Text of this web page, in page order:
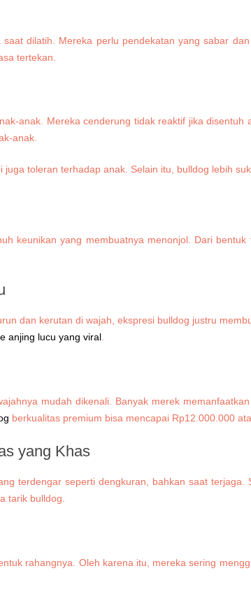
dilatih. Mereka perlu pendekatan yang sabar
tertekan.
anak. Mereka cenderung tidak reaktif jika
anak.
keunikan yang membuatnya menonjol. Dari
dan kerutan di wajah, ekspresi bulldog justru
anjing lucu yang viral
mudah dikenali. Banyak merek
berkualitas premium bisa mencapai Rp12.000.000
yang Khas
terdengar seperti dengkuran, bahkan saat
tarik bulldog.
rahangnya. Oleh karena itu, mereka sering